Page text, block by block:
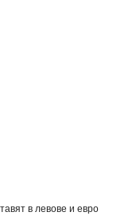
в левове и евро